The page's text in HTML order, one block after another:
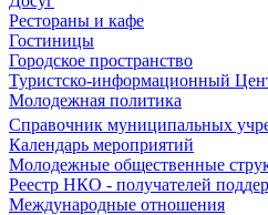
Рестораны и кафе
Гостиницы
Городское пространство
Туристско-информационный
Молодежная политика
Справочник муниципальных
Календарь мероприятий
Молодежные общественные
Реестр НКО - получателей
Международные отношения